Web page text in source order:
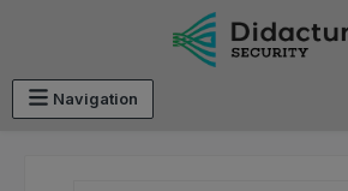
Saltar al contenido principal
Navigation